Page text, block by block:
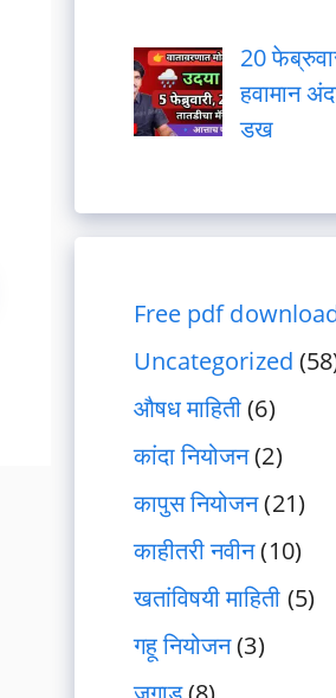
20
हवामान
डख
Free pdf
Uncategorized
औषध माहिती(6)
कांदा नियोजन(2)
कापुस नियोजन(21)
काहीतरी नवीन(10)
खतांविषयी माहिती (5)
गहू नियोजन(3)